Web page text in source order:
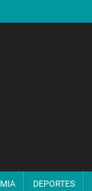
DEPORTES